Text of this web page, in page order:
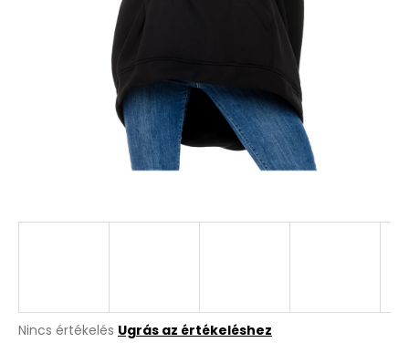
A
Nincs értékelés Ugrás az értékeléshez